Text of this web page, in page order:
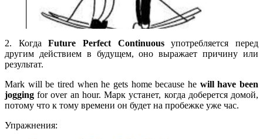
2. КогдаFuture Perfect Continuousупотребляется перед
другим действием в будущем, оно выражает причину или
результат.
Mark will be tired when he gets home because he will have been
joggingfor over an hour. Марк устанет, когда доберется домой,
потому что к тому времени он будет на пробежке уже час.
Упражнения: